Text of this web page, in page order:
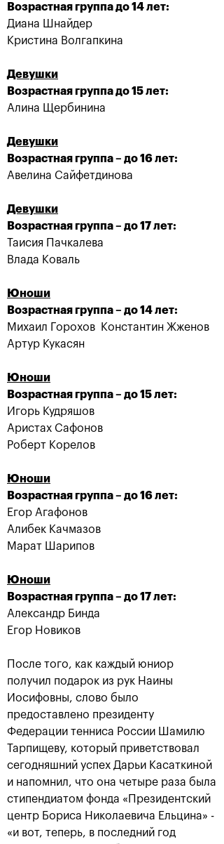
Хелиоваара и
Мидделкоп стали
победителями «ВТБ
Кубок Кремля-2021»
Екатерина
Александрова:
болезненное, но
24 октября, 16:00
Контавейт победила
Александрову в финале
«ВТБ Кубок Кремля
24 октября, 14:30
играть и готов к
финалу»
допустил ошибки на
тай-брейке, это
сыграло ключевую
Карацевым»
23 октября, 21:30
стипендиатов Фонда
Марин Чилич: «Выйти в
очередной финал «ВТБ
Кубок Кремля» —
особенный момент для
Возрастная группа до 14 лет:
Диана Шнайдер
Кристина Волгапкина
Девушки
Возрастная группа до 15 лет:
Алина Щербинина
Девушки
Возрастная группа – до 16 лет:
Авелина Сайфетдинова
Девушки
Возрастная группа – до 17 лет:
Таисия Пачкалева
Влада Коваль
Юноши
Возрастная группа – до 14 лет:
Михаил Горохов Константин Жженов
Артур Кукасян
Юноши
Возрастная группа – до 15 лет:
Игорь Кудряшов
Аристах Сафонов
Роберт Корелов
Юноши
Возрастная группа – до 16 лет:
Егор Агафонов
Алибек Качмазов
Марат Шарипов
Юноши
Возрастная группа – до 17 лет:
Александр Бинда
Егор Новиков
После того, как каждый юниор
получил подарок из рук Наины
Иосифовны, слово было
предоставлено президенту
Федерации тенниса России Шамилю
Тарпищеву, который приветствовал
сегодняшний успех Дарьи Касаткиной
и напомнил, что она четыре раза была
стипендиатом фонда «Президентский
центр Бориса Николаевича Ельцина» -
«и вот, теперь, в последний год